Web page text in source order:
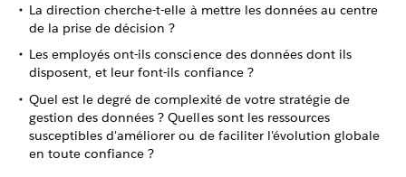
La direction cherche-t-elle à mettre les données au centre
de la prise de décision ?
Les employés ont-ils conscience des données dont ils
disposent, et leur font-ils confiance ?
Quel est le degré de complexité de votre stratégie de
gestion des données ? Quelles sont les ressources
susceptibles d'améliorer ou de faciliter l'évolution globale
en toute confiance ?